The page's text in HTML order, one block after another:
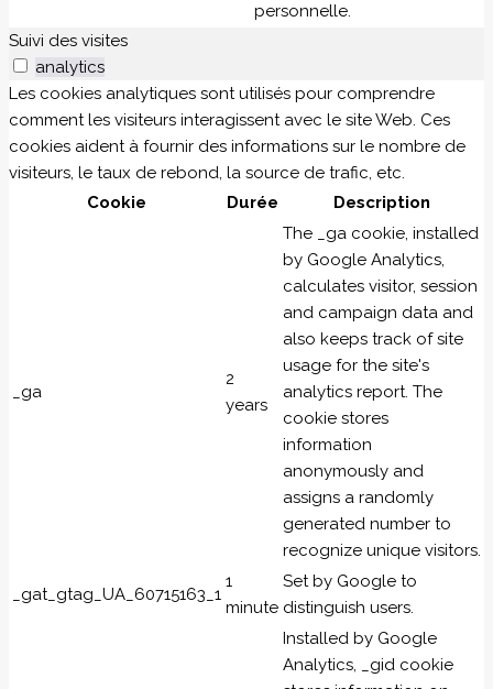
personnelle.
Suivi des visites
analytics
Les cookies analytiques sont utilisés pour comprendre
comment les visiteurs interagissent avec le site Web. Ces
cookies aident à fournir des informations sur le nombre de
visiteurs, le taux de rebond, la source de trafic, etc.
Cookie
Durée Description
_ga
2
years
The _ga cookie, installed
by Google Analytics,
calculates visitor, session
and campaign data and
also keeps track of site
usage for the site's
analytics report. The
cookie stores
information
anonymously and
assigns a randomly
generated number to
recognize unique visitors.
_gat_gtag_UA_60715163_1
1
minute
Set by Google to
distinguish users.
Installed by Google
Analytics, _gid cookie